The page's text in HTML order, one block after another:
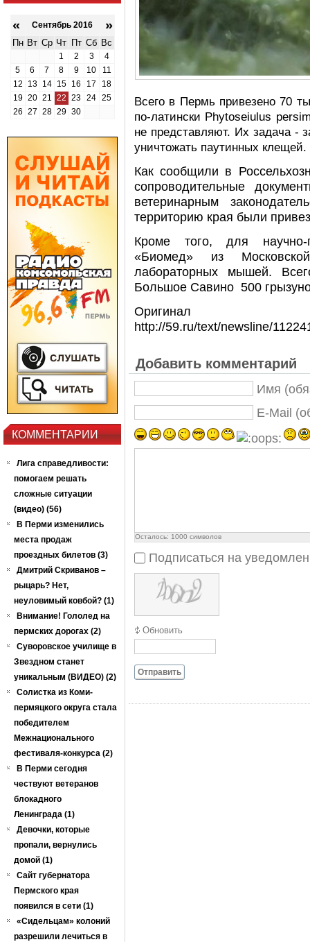
« Сентябрь 2016 »
Пн Вт Ср Чт Пт Сб Вс
1 2 3
4
5
6 7 8 9 10
11
12
13 14 15 16 17
18
19 20 21 22 23 24 25
26 27 28 29 30
КОММЕНТАРИИ
Лига справедливости:
помогаем решать
сложные ситуации
(видео) (56)
В Перми изменились
места продаж
проездных билетов (3)
Дмитрий Скриванов –
рыцарь? Нет,
неуловимый ковбой? (1)
Внимание! Гололед на
пермских дорогах (2)
Суворовское училище в
Звездном станет
уникальным (ВИДЕО) (2)
Солистка из Коми-
пермяцкого округа стала
победителем
Межнационального
фестиваля-конкурса (2)
В Перми сегодня
чествуют ветеранов
блокадного
Ленинграда (1)
Девочки, которые
пропали, вернулись
домой (1)
Сайт губернатора
Пермского края
появился в сети (1)
«Сидельцам» колоний
разрешили лечиться в
Всего в Пермь привезено 70
по-латински Phytoseiulus
не представляют. Их задача -
уничтожать паутинных клещей.
Как сообщили в
сопроводительные
ветеринарным
территорию края были
Кроме того, для научно-
«Биомед» из
лабораторных мышей.
Большое Савино 500
Оригинал
http://59.ru/text/newsline/
Добавить комментарий
Имя
E-Mail
Осталось: 1000 символов
Подписаться на
Обновить
Отправить